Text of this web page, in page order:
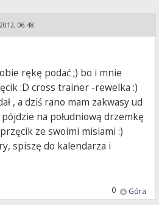
06:48
rękę podać ;) bo i mnie
:D cross trainer -rewelka :)
, a dziś rano mam zakwasy ud
na południową drzemkę
ze swoimi misiami :)
spiszę do kalendarza i
Góra
0